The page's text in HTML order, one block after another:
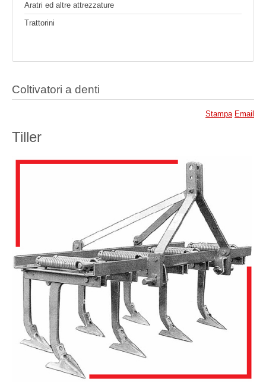
Aratri ed altre attrezzature
Trattorini
Coltivatori a denti
Stampa Email
Tiller